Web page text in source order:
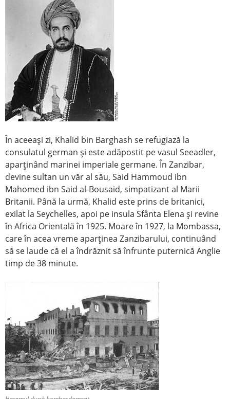
În aceeaşi zi, Khalid bin Barghash se refugiază la
consulatul german şi este adăpostit pe vasul Seeadler,
aparţinând marinei imperiale germane. În Zanzibar,
devine sultan un văr al său, Said Hammoud ibn
Mahomed ibn Said al-Bousaid, simpatizant al Marii
Britanii. Până la urmă, Khalid este prins de britanici,
exilat la Seychelles, apoi pe insula Sfânta Elena şi revine
în Africa Orientală în 1925. Moare în 1927, la Mombassa,
care în acea vreme aparţinea Zanzibarului, continuând
să se laude că el a îndrăznit să înfrunte puternică Anglie
timp de 38 minute.